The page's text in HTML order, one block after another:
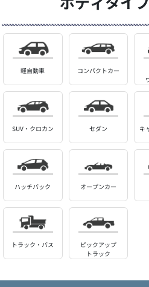
軽自動車 コンパクトカー
SUV・クロカン セダン キ
ハッチバック オープンカー
トラック・バス
ピックアップ
トラック